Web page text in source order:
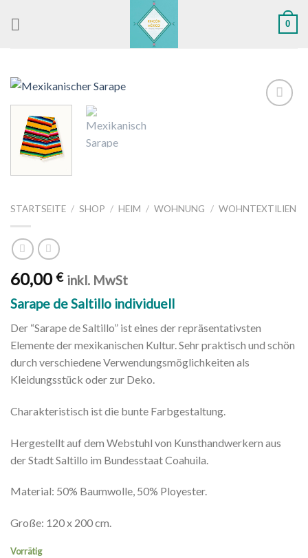
0
STARTSEITE / SHOP / HEIM / WOHNUNG / WOHNTEXTILIEN
60,00€ inkl. MwSt
Sarape de Saltillo individuell
Der “Sarape de Saltillo” ist eines der repräsentativsten
Elemente der mexikanischen Kultur. Sehr praktisch und schön
durch verschiedene Verwendungsmöglichkeiten als
Kleidungsstück oder zur Deko.
Charakteristisch ist die bunte Farbgestaltung.
Hergestellt auf dem Webstuhl von Kunsthandwerkern aus
der Stadt Saltillo im Bundesstaat Coahuila.
Material: 50% Baumwolle, 50% Ployester.
Große: 120 x 200 cm.
Vorrätig